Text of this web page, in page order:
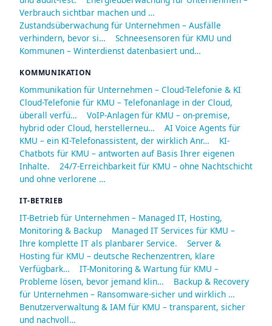
Verbrauch sichtbar machen und …
Zustandsüberwachung für Unternehmen – Ausfälle
verhindern, bevor si…
Schneesensoren für KMU und
Kommunen – Winterdienst datenbasiert und…
KOMMUNIKATION
Kommunikation für Unternehmen – Cloud-Telefonie & KI
Cloud-Telefonie für KMU – Telefonanlage in der Cloud,
überall verfü…
VoIP-Anlagen für KMU – on-premise,
hybrid oder Cloud, herstellerneu…
AI Voice Agents für
KMU – ein KI-Telefonassistent, der wirklich Anr…
KI-
Chatbots für KMU – antworten auf Basis Ihrer eigenen
Inhalte.
24/7-Erreichbarkeit für KMU – ohne Nachtschicht
und ohne verlorene …
IT-BETRIEB
IT-Betrieb für Unternehmen – Managed IT, Hosting,
Monitoring & Backup
Managed IT Services für KMU –
Ihre komplette IT als planbarer Service.
Server &
Hosting für KMU – deutsche Rechenzentren, klare
Verfügbark…
IT-Monitoring & Wartung für KMU –
Probleme lösen, bevor jemand klin…
Backup & Recovery
für Unternehmen – Ransomware-sicher und wirklich …
Benutzerverwaltung & IAM für KMU – transparent, sicher
und nachvoll…